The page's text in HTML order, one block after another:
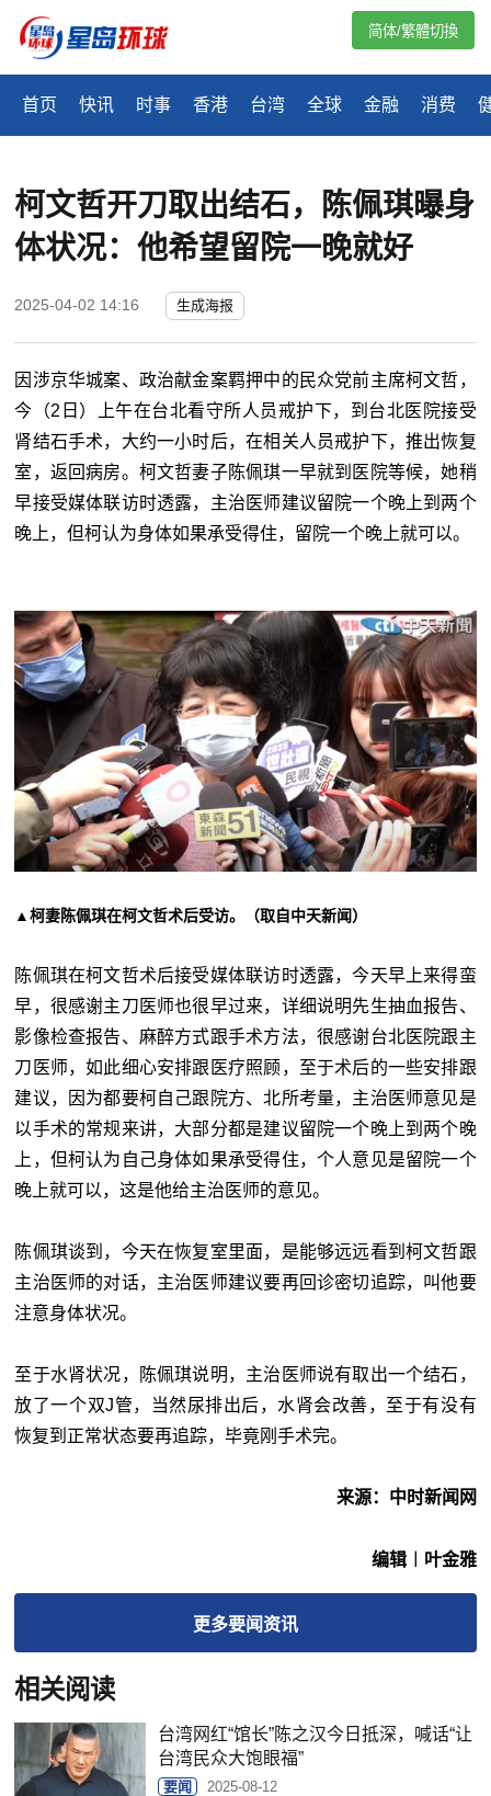
首页 快讯 时事 香港 台湾 全球 金融 消费
简体/繁體切換
柯文哲开刀取出结石，陈佩琪曝身
体状况：他希望留院一晚就好
2025-04-02 14:16 生成海报
因涉京华城案、政治献金案羁押中的民众党前主席柯文哲，
今（2日）上午在台北看守所人员戒护下，到台北医院接受
肾结石手术，大约一小时后，在相关人员戒护下，推出恢复
室，返回病房。柯文哲妻子陈佩琪一早就到医院等候，她稍
早接受媒体联访时透露，主治医师建议留院一个晚上到两个
晚上，但柯认为身体如果承受得住，留院一个晚上就可以。
▲柯妻陈佩琪在柯文哲术后受访。（取自中天新闻）
陈佩琪在柯文哲术后接受媒体联访时透露，今天早上来得蛮
早，很感谢主刀医师也很早过来，详细说明先生抽血报告、
影像检查报告、麻醉方式跟手术方法，很感谢台北医院跟主
刀医师，如此细心安排跟医疗照顾，至于术后的一些安排跟
建议，因为都要柯自己跟院方、北所考量，主治医师意见是
以手术的常规来讲，大部分都是建议留院一个晚上到两个晚
上，但柯认为自己身体如果承受得住，个人意见是留院一个
晚上就可以，这是他给主治医师的意见。
陈佩琪谈到，今天在恢复室里面，是能够远远看到柯文哲跟
主治医师的对话，主治医师建议要再回诊密切追踪，叫他要
注意身体状况。
至于水肾状况，陈佩琪说明，主治医师说有取出一个结石，
放了一个双J管，当然尿排出后，水肾会改善，至于有没有
恢复到正常状态要再追踪，毕竟刚手术完。
来源：中时新闻网
编辑︱叶金雅
更多要闻资讯
相关阅读
台湾网红“馆长”陈之汉今日抵深，喊话“让
台湾民众大饱眼福”
要闻 2025-08-12